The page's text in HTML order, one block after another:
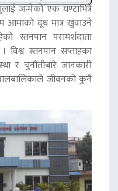
जन्मेको एक घण्टाभित्रै
आमाको दूध मात्र खुवाउने
स्तनपान परामर्शदाता
स्तनपान सप्ताहका
र चुनौतीबारे जानकारी
जीवनको कुनै